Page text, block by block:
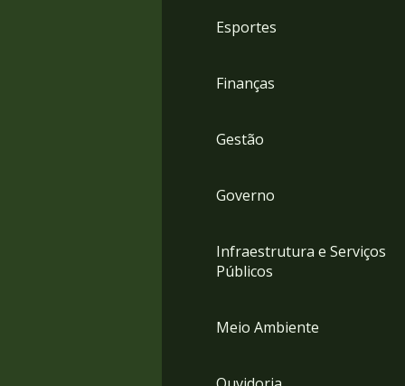
Esportes
Finanças
Gestão
Governo
Infraestrutura e Serviços
Públicos
Meio Ambiente